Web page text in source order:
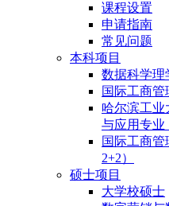
课程设置
申请指南
常见问题
本科项目
数据科学理
国际工商管
哈尔滨工业
与应用专业
国际工商
2+2）
硕士项目
大学校硕士